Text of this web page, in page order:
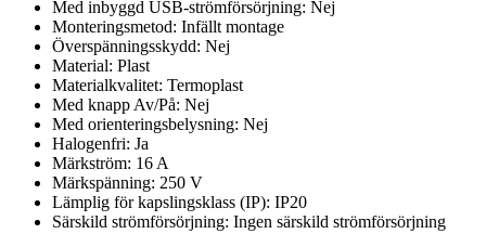
Med inbyggd USB-strömförsörjning: Nej
Monteringsmetod: Infällt montage
Överspänningsskydd: Nej
Material: Plast
Materialkvalitet: Termoplast
Med knapp Av/På: Nej
Med orienteringsbelysning: Nej
Halogenfri: Ja
Märkström: 16 A
Märkspänning: 250 V
Lämplig för kapslingsklass (IP): IP20
Särskild strömförsörjning: Ingen särskild strömförsörjning